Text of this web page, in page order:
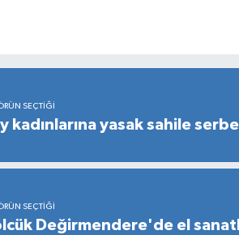
SEÇTIĞI
kadınlarına yasak sahile
SEÇTIĞI
Değirmendere'de el